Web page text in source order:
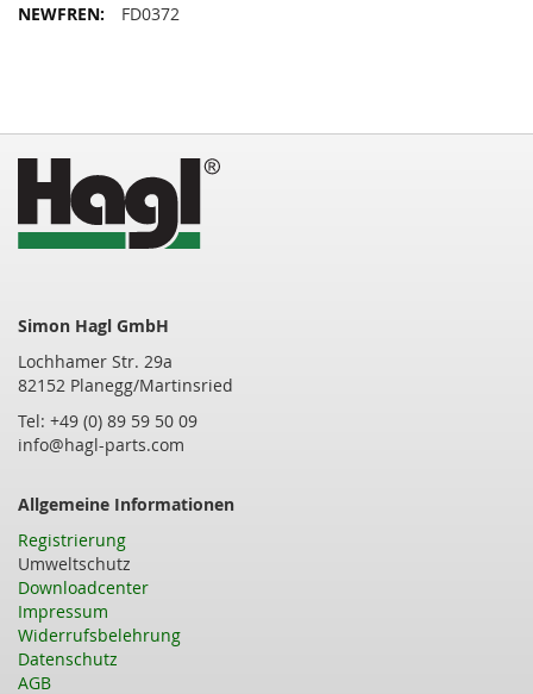
FD0372
Simon Hagl GmbH
Lochhamer Str. 29a
82152 Planegg/Martinsried
Tel: +49 (0) 89 59 50 09
info@hagl-parts.com
Allgemeine Informationen
Registrierung
Umweltschutz
Downloadcenter
Impressum
Widerrufsbelehrung
Datenschutz
AGB